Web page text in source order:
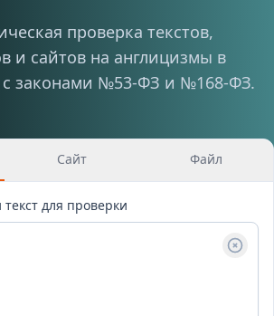
проверка текстов,
и сайтов на англицизмы в
с законами №53-ФЗ и №168-ФЗ.
Сайт Файл
для проверки